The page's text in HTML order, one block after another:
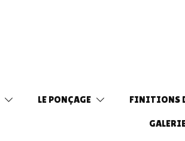
LE PONÇAGE FINITIONS